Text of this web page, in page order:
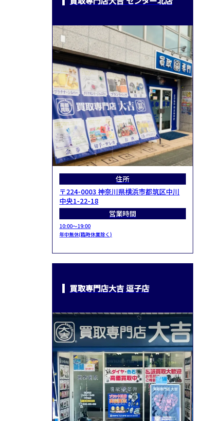
住所
〒224-0003 神奈川県横浜市都筑区中川
中央1-22-18
営業時間
10:00～19:00
年中無休(臨時休業除く)
買取専門店大吉 逗子店